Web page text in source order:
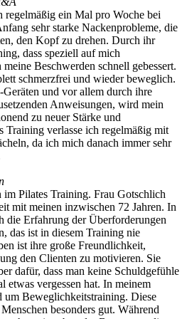
regelmäßig ein Mal pro Woche bei
sehr starke Nackenprobleme, die
den Kopf zu drehen. Durch ihr
dass speziell auf mich
Beschwerden schnell gebessert.
schmerzfrei und wieder beweglich.
und vor allem durch ihre
Anweisungen, wird mein
zu neuer Stärke und
Training verlasse ich regelmäßig mit
da ich mich danach immer sehr
Pilates Training. Frau Gotschlich
mit meinen inzwischen 72 Jahren. In
die Erfahrung der Überforderungen
das ist in diesem Training nie
ist ihre große Freundlichkeit,
den Clienten zu motivieren. Sie
dafür, dass man keine Schuldgefühle
etwas vergessen hat. In meinem
um Beweglichkeitstraining. Diese
besonders gut. Während